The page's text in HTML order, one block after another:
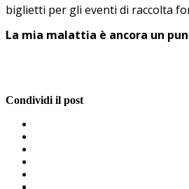
biglietti per gli eventi di raccolta
La mia malattia è ancora un
Condividi il post